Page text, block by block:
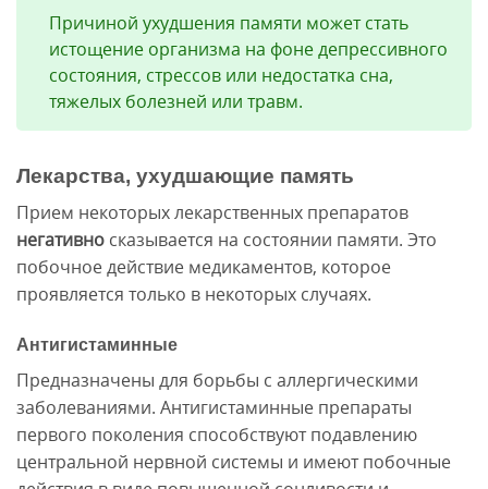
Причиной ухудшения памяти может стать
истощение организма на фоне депрессивного
состояния, стрессов или недостатка сна,
тяжелых болезней или травм.
Лекарства, ухудшающие память
Прием некоторых лекарственных препаратов
негативно сказывается на состоянии памяти. Это
побочное действие медикаментов, которое
проявляется только в некоторых случаях.
Антигистаминные
Предназначены для борьбы с аллергическими
заболеваниями. Антигистаминные препараты
первого поколения способствуют подавлению
центральной нервной системы и имеют побочные